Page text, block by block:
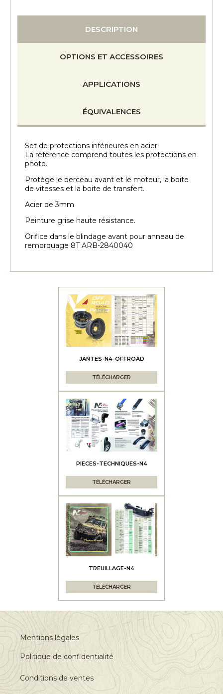
DESCRIPTION
OPTIONS ET ACCESSOIRES
APPLICATIONS
ÉQUIVALENCES
Set de protections inférieures en acier.
La référence comprend toutes les protections en
photo.
Protège le berceau avant et le moteur, la boite
de vitesses et la boite de transfert.
Acier de 3mm
Peinture grise haute résistance.
Orifice dans le blindage avant pour anneau de
remorquage 8T ARB-2840040
JANTES-N4-OFFROAD
TÉLÉCHARGER
PIECES-TECHNIQUES-N4
TÉLÉCHARGER
TREUILLAGE-N4
TÉLÉCHARGER
Mentions légales
Politique de confidentialité
Conditions de ventes